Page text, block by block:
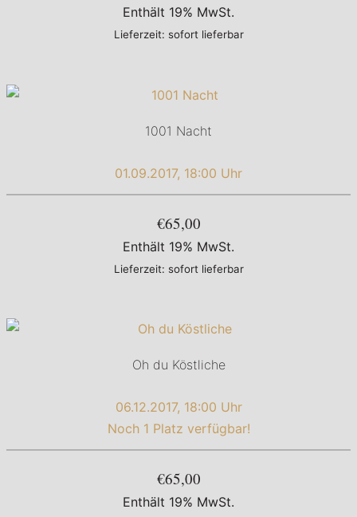
Enthält 19% MwSt.
Lieferzeit: sofort lieferbar
1001 Nacht
01.09.2017, 18:00 Uhr
€65,00
Enthält 19% MwSt.
Lieferzeit: sofort lieferbar
Oh du Köstliche
06.12.2017, 18:00 Uhr
Noch 1 Platz verfügbar!
€65,00
Enthält 19% MwSt.